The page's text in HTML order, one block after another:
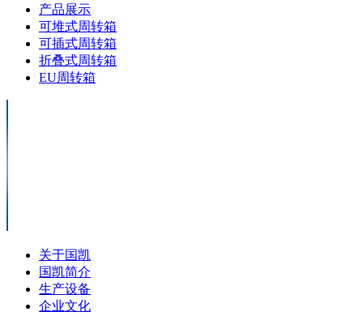
产品展示
可堆式周转箱
可插式周转箱
折叠式周转箱
EU周转箱
关于国凯
国凯简介
生产设备
企业文化